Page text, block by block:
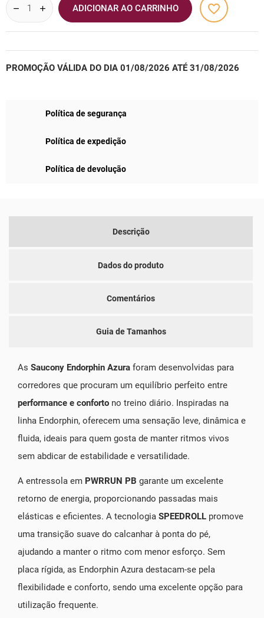
ADICIONAR AO CARRINHO favorite_border
PROMOÇÃO VÁLIDA DO DIA 01/08/2026 ATÉ 31/08/2026
Política de segurança
Política de expedição
Política de devolução
Descrição
Dados do produto
Comentários
Guia de Tamanhos
As Saucony Endorphin Azura foram desenvolvidas para
corredores que procuram um equilíbrio perfeito entre
performance e conforto no treino diário. Inspiradas na
linha Endorphin, oferecem uma sensação leve, dinâmica e
fluida, ideais para quem gosta de manter ritmos vivos
sem abdicar de estabilidade e versatilidade.
A entressola em PWRRUN PB garante um excelente
retorno de energia, proporcionando passadas mais
elásticas e eficientes. A tecnologia SPEEDROLL promove
uma transição suave do calcanhar à ponta do pé,
ajudando a manter o ritmo com menor esforço. Sem
placa rígida, as Endorphin Azura destacam-se pela
flexibilidade e conforto, sendo uma excelente opção para
utilização frequente.